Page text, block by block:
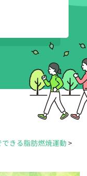
できる脂肪燃焼運動 >